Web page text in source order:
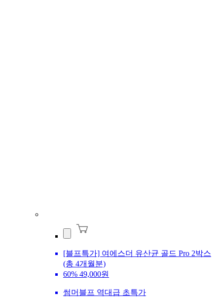
[블프특가] 여에스더 유산균 골드 Pro 2박스
(총 4개월분)
60% 49,000원
썸머블프 역대급 초특가